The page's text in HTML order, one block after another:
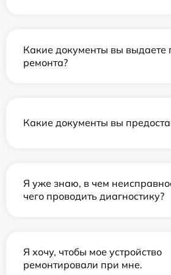
Какие документы вы выдаете
ремонта?
Какие документы вы
Я уже знаю, в чем
чего проводить диагностику?
Я хочу, чтобы мое устройство
ремонтировали при мне.